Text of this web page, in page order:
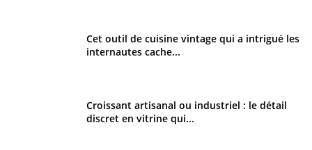
Cet outil de cuisine vintage qui a intrigué les
internautes cache...
Croissant artisanal ou industriel : le détail
discret en vitrine qui...